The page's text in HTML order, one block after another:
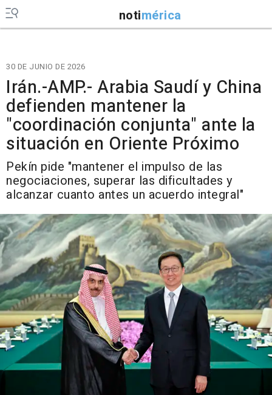
notimérica
30 DE JUNIO DE 2026
Irán.-AMP.- Arabia Saudí y China
defienden mantener la
"coordinación conjunta" ante la
situación en Oriente Próximo
Pekín pide "mantener el impulso de las
negociaciones, superar las dificultades y
alcanzar cuanto antes un acuerdo integral"